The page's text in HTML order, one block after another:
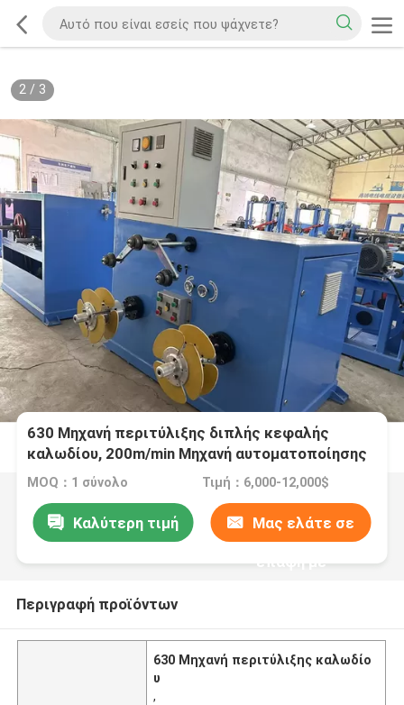
2/ 3
630 Μηχανή περιτύλιξης διπλής κεφαλής
καλωδίου, 200m/min Μηχανή αυτοματοποίησης
καλωδίου
MOQ：1 σύνολο Τιμή：6,000-12,000$
Καλύτερη τιμή Μας ελάτε σε
επαφή με
Περιγραφή προϊόντων
630 Μηχανή περιτύλιξης καλωδίο
υ
,